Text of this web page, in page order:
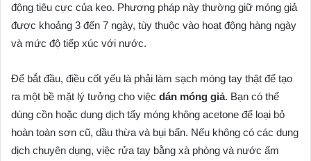
động tiêu cực của keo. Phương pháp này thường giữ móng giả
được khoảng 3 đến 7 ngày, tùy thuộc vào hoạt động hàng ngày
và mức độ tiếp xúc với nước.
Để bắt đầu, điều cốt yếu là phải làm sạch móng tay thật để tạo
ra một bề mặt lý tưởng cho việc dán móng giả. Bạn có thể
dùng cồn hoặc dung dịch tẩy móng không acetone để loại bỏ
hoàn toàn sơn cũ, dầu thừa và bụi bẩn. Nếu không có các dung
dịch chuyên dụng, việc rửa tay bằng xà phòng và nước ấm